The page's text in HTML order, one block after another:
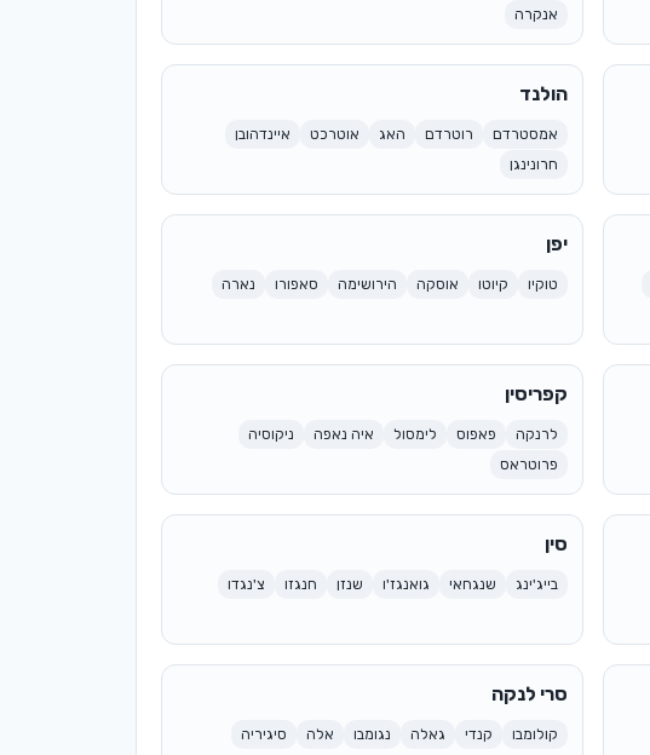
אנקרה
הולנד
אמסטרדם רוטרדם האג אוטרכט
איינדהובן
חרונינגן
יפן
טוקיו קיוטו אוסקה הירושימה סאפורו נארה
קפריסין
לרנקה פאפוס לימסול איה נאפה
ניקוסיה
פרוטראס
סין
בייג'ינג שנגחאי גואנגז'ו שנזן חנגזו צ'נגדו
סרי לנקה
קולומבו קנדי גאלה נגומבו אלה סיגיריה